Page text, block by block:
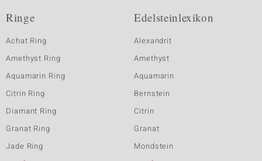
Ringe
Achat Ring
Amethyst Ring
Aquamarin Ring
Citrin Ring
Diamant Ring
Granat Ring
Jade Ring
Edelsteinlexikon
Alexandrit
Amethyst
Aquamarin
Bernstein
Citrin
Granat
Mondstein